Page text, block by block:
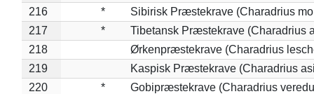
216
*
Sibirisk Præstekrave (Charadrius
217
*
Tibetansk Præstekrave (Charadrius
218
Ørkenpræstekrave (Charadrius
219
Kaspisk Præstekrave (Charadrius
220
*
Gobipræstekrave (Charadrius